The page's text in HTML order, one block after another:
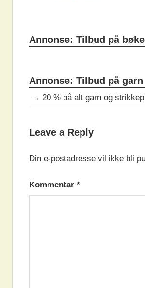
Annonse: Tilbud på
Annonse: Tilbud på garn
→ 20 % på alt garn og
Leave a Reply
Din e-postadresse vil ikke bli
Kommentar *